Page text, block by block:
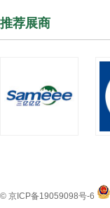
推荐展商
© 京ICP备19059098号-6